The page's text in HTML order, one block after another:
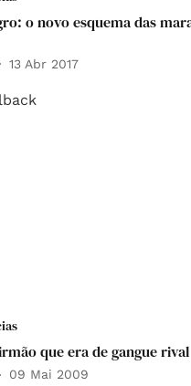
o novo esquema das
13 Abr 2017
que era de gangue rival
09 Mai 2009